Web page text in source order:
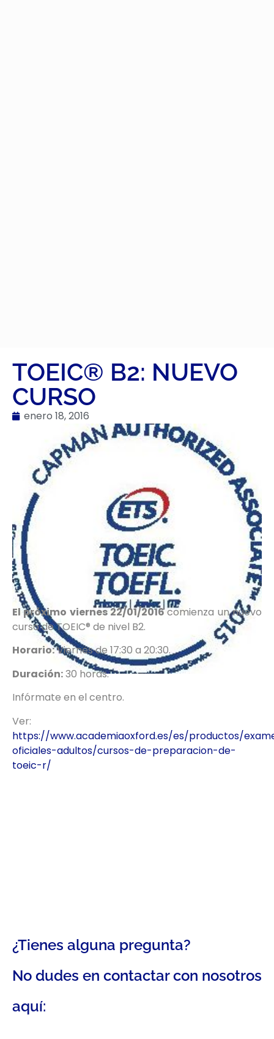
TOEIC® B2: NUEVO
CURSO
enero 18, 2016
El próximo viernes 22/01/2016comienza un nuevo
curso de TOEIC® de nivel B2.
Horario:Viernes de 17:30 a 20:30.
Duración:30 horas.
Infórmate en el centro.
Ver:
https://www.academiaoxford.es/es/productos/
oficiales-adultos/cursos-de-preparacion-de-
toeic-r/
¿Tienes alguna pregunta?
No dudes en contactar con nosotros
aquí: